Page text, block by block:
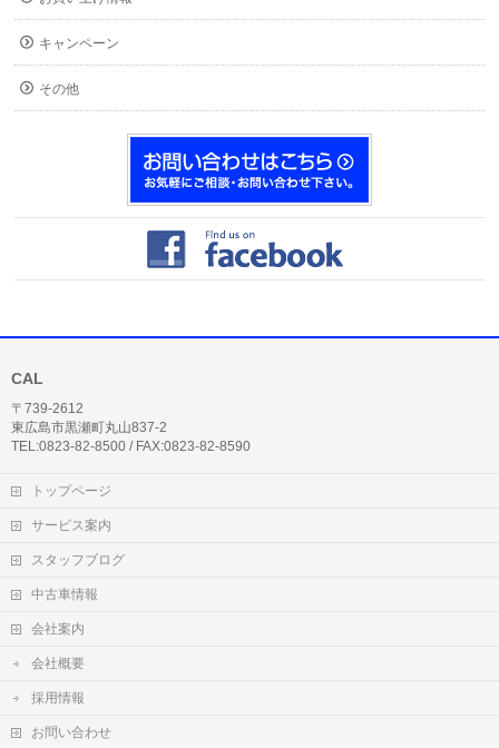
キャンペーン
その他
CAL
〒739-2612
東広島市黒瀬町丸山837-2
TEL:0823-82-8500 / FAX:0823-82-8590
トップページ
サービス案内
スタッフブログ
中古車情報
会社案内
会社概要
採用情報
お問い合わせ